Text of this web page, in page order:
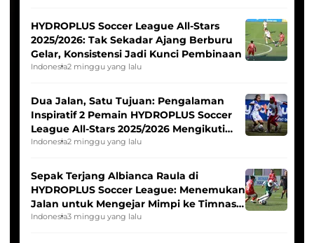
HYDROPLUS Soccer League All-Stars
2025/2026: Tak Sekadar Ajang Berburu
Gelar, Konsistensi Jadi Kunci Pembinaan
Indonesia2 minggu yang lalu
Dua Jalan, Satu Tujuan: Pengalaman
Inspiratif 2 Pemain HYDROPLUS Soccer
League All-Stars 2025/2026 Mengikuti
Seleksi Timnas Indonesia Putri
Indonesia2 minggu yang lalu
Sepak Terjang Albianca Raula di
HYDROPLUS Soccer League: Menemukan
Jalan untuk Mengejar Mimpi ke Timnas
Indonesia Putri
Indonesia3 minggu yang lalu